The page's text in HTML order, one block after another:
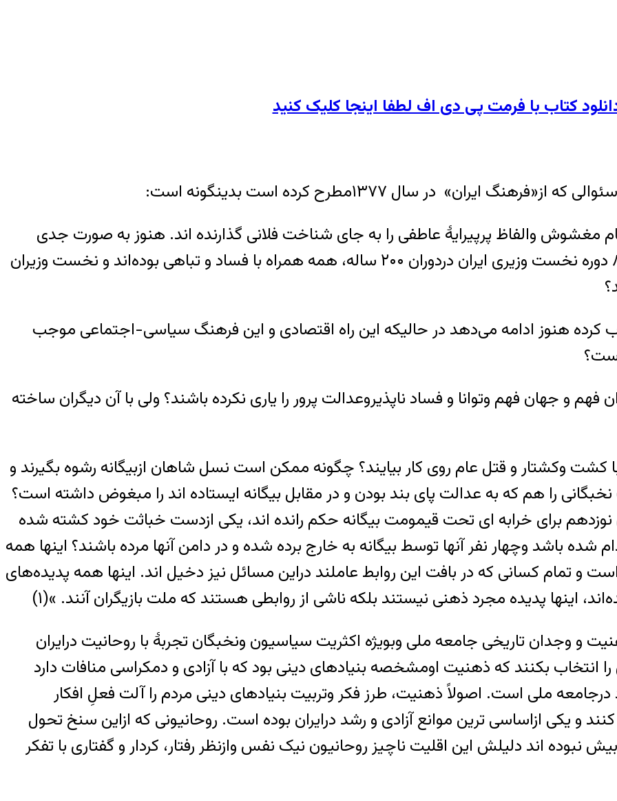
کتاب با فرمت پی دی اف لطفا اینجا کلیک کنید
در سال ۱۳۷۷مطرح کرده است بدینگونه است:
مغشوش والفاظ پرپیرایۀ عاطفی را به جای شناخت فلانی گذارنده اند. هنوز به صورت جدی
وعلمی این سئوال درایران مطرح نشده که چرا ۸۴ دوره نخست وزیری ایران دردوران ۲۰۰ ساله، همه همراه با فساد و تباهی بوده‌اند و نخست وزیران
کرده هنوز ادامه می‌دهد در حالیکه این راه اقتصادی و این فرهنگ سیاسی-اجتماعی موجب
و جهان فهم وتوانا و فساد ناپذیروعدالت پرور را یاری نکرده باشند؟ ولی با آن دیگران ساخته
وکشتار و قتل عام روی کار بیایند؟ چگونه ممکن است نسل شاهان ازبیگانه رشوه بگیرند و
را هم که به عدالت پای بند بودن و در مقابل بیگانه ایستاده اند را مبغوض داشته است؟
برای خرابه ای تحت قیمومت بیگانه حکم رانده اند، یکی ازدست خباثت خود کشته شده
شده باشد وچهار نفر آنها توسط بیگانه به خارج برده شده و در دامن آنها مرده باشند؟ اینها همه
و تمام کسانی که در بافت این روابط عاملند دراین مسائل نیز دخیل اند. اینها همه پدیده‌های
اینها پدیده مجرد ذهنی نیستند بلکه ناشی از روابطی هستند که ملت بازیگران آنند. »(۱)
تاریخی جامعه ملی وبویژه اکثریت سیاسیون ونخبگان تجربۀ با روحانیت درایران
انتخاب بکنند که ذهنیت اومشخصه بنیادهای دینی بود که با آزادی و دمکراسی منافات دارد
درجامعه ملی است. اصولاً ذهنیت، طرز فکر وتربیت بنیادهای دینی مردم را آلت فعلِ افکار
و یکی ازاساسی ترین موانع آزادی و رشد درایران بوده است. روحانیونی که ازاین سنخ تحول
نبوده اند دلیلش این اقلیت ناچیز روحانیون نیک نفس وازنظر رفتار، کردار و گفتاری با تفکر